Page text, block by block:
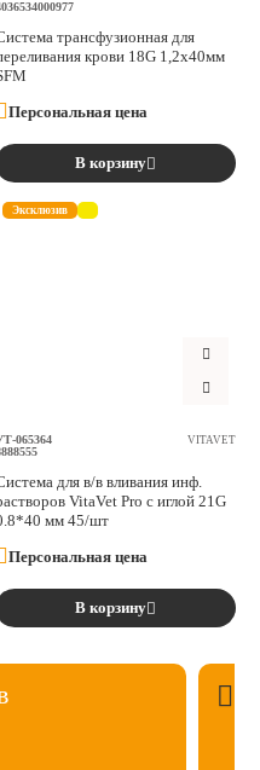
трансфузионная для
крови 18G 1,2х40мм
Персональная цена
В корзину
Эксклюзив
065364
VITAVET
для в/в вливания инф.
VitaVet Pro с иглой 21G
мм 45/шт
Персональная цена
В корзину